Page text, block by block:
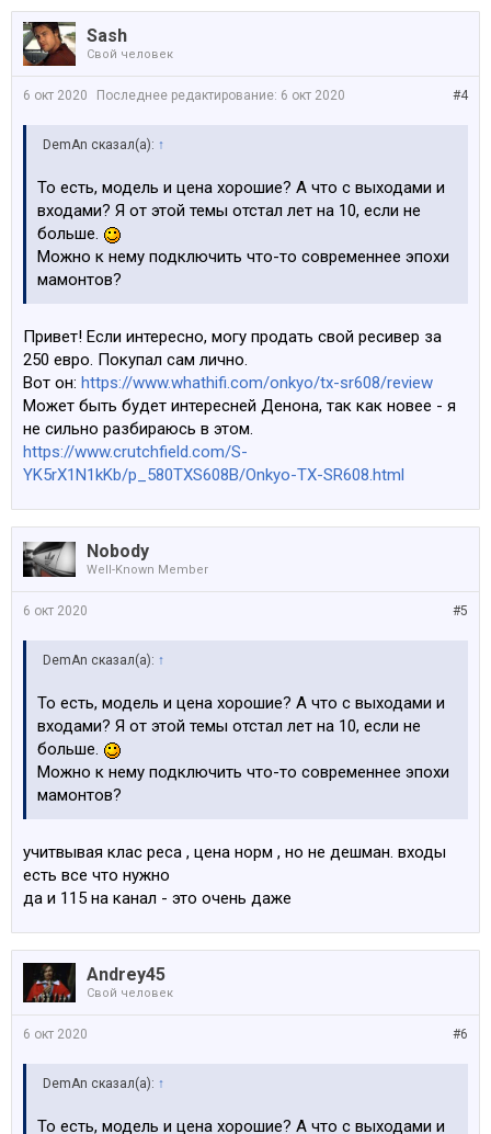
Sash
Свой человек
#4
6 окт 2020 Последнее редактирование: 6 окт 2020
DemAn сказал(а): ↑
То есть, модель и цена хорошие? А что с выходами и
входами? Я от этой темы отстал лет на 10, если не
больше.
Можно к нему подключить что-то современнее эпохи
мамонтов?
Привет! Если интересно, могу продать свой ресивер за
250 евро. Покупал сам лично.
Вот он: https://www.whathifi.com/onkyo/tx-sr608/review
Может быть будет интересней Денона, так как новее - я
не сильно разбираюсь в этом.
https://www.crutchfield.com/S-
YK5rX1N1kKb/p_580TXS608B/Onkyo-TX-SR608.html
Nobody
Well-Known Member
#5
6 окт 2020
DemAn сказал(а): ↑
То есть, модель и цена хорошие? А что с выходами и
входами? Я от этой темы отстал лет на 10, если не
больше.
Можно к нему подключить что-то современнее эпохи
мамонтов?
учитвывая клас реса , цена норм , но не дешман. входы
есть все что нужно
да и 115 на канал - это очень даже
Andrey45
Свой человек
#6
6 окт 2020
DemAn сказал(а): ↑
То есть, модель и цена хорошие? А что с выходами и